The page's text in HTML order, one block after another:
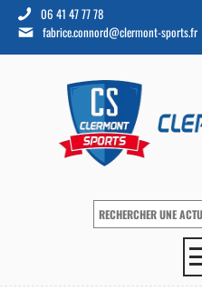
06 41 47 77 78
fabrice.connord@clermont-sports.fr